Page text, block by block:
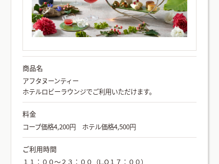
商品名
アフタヌーンティー
ホテルロビーラウンジでご利用いただけます。
料金
コープ価格4,200円 ホテル価格4,500円
ご利用時間
１１：００～２３：００（L.O１７：００）